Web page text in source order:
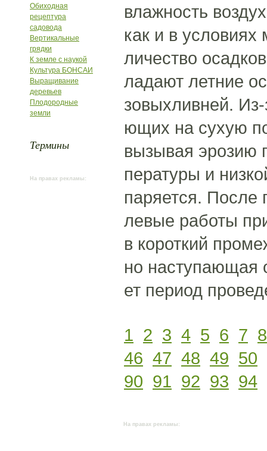
Обиходная
рецептура
садовода
Вертикальные
грядки
К земле с наукой
Культура БОНСАИ
Выращивание
деревьев
Плодородные
земли
Термины
На правах рекламы:
влажность
как и в условиях
личество
ладают летние
зовыхливней.
ющих на сухую
вызывая эрозию
пературы и
паряется. После
левые работы
в короткий
но наступающая
ет период
1 2 3 4 5 6 7 8
46 47 48 49 50
90 91 92 93 94
На правах рекламы: